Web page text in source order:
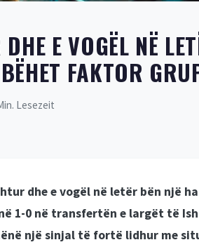
E VOGËL NË
FAKTOR
Lesezeit
dhe e vogël në letër bën një
1-0 në transfertën e largët të
një sinjal të fortë lidhur me